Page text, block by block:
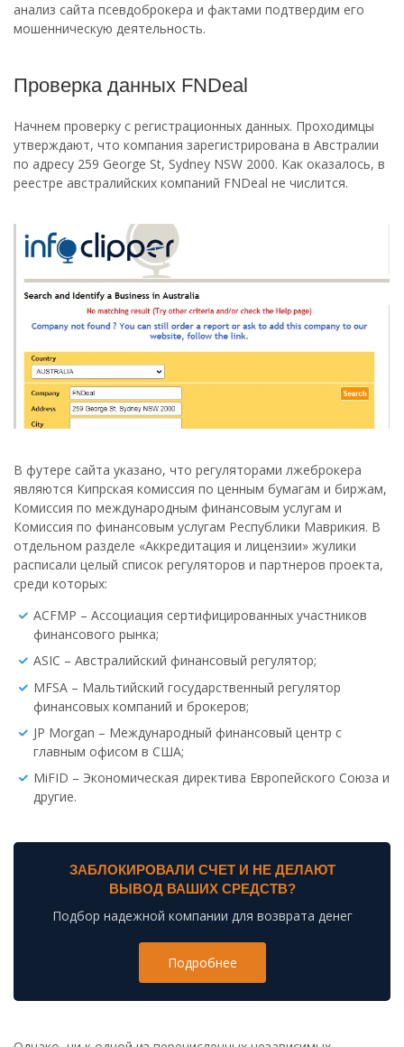
анализ сайта псевдоброкера и фактами подтвердим его
мошенническую деятельность.
Проверка данных FNDeal
Начнем проверку с регистрационных данных. Проходимцы
утверждают, что компания зарегистрирована в Австралии
по адресу 259 George St, Sydney NSW 2000. Как оказалось, в
реестре австралийских компаний FNDeal не числится.
В футере сайта указано, что регуляторами лжеброкера
являются Кипрская комиссия по ценным бумагам и биржам,
Комиссия по международным финансовым услугам и
Комиссия по финансовым услугам Республики Маврикия. В
отдельном разделе «Аккредитация и лицензии» жулики
расписали целый список регуляторов и партнеров проекта,
среди которых:
ACFMP – Ассоциация сертифицированных участников
финансового рынка;
ASIC – Австралийский финансовый регулятор;
MFSA – Мальтийский государственный регулятор
финансовых компаний и брокеров;
JP Morgan – Международный финансовый центр с
главным офисом в США;
MiFID – Экономическая директива Европейского Союза и
другие.
ЗАБЛОКИРОВАЛИ СЧЕТ И НЕ ДЕЛАЮТ
ВЫВОД ВАШИХ СРЕДСТВ?
Подбор надежной компании для возврата денег
Подробнее